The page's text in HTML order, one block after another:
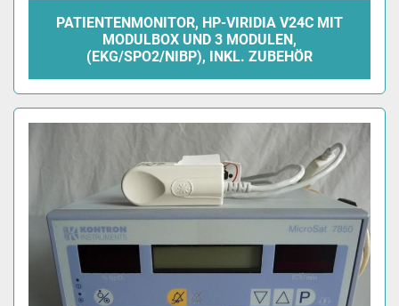
PATIENTENMONITOR, HP-VIRIDIA V24C MIT
MODULBOX UND 3 MODULEN,
(EKG/SPO2/NIBP), INKL. ZUBEHÖR